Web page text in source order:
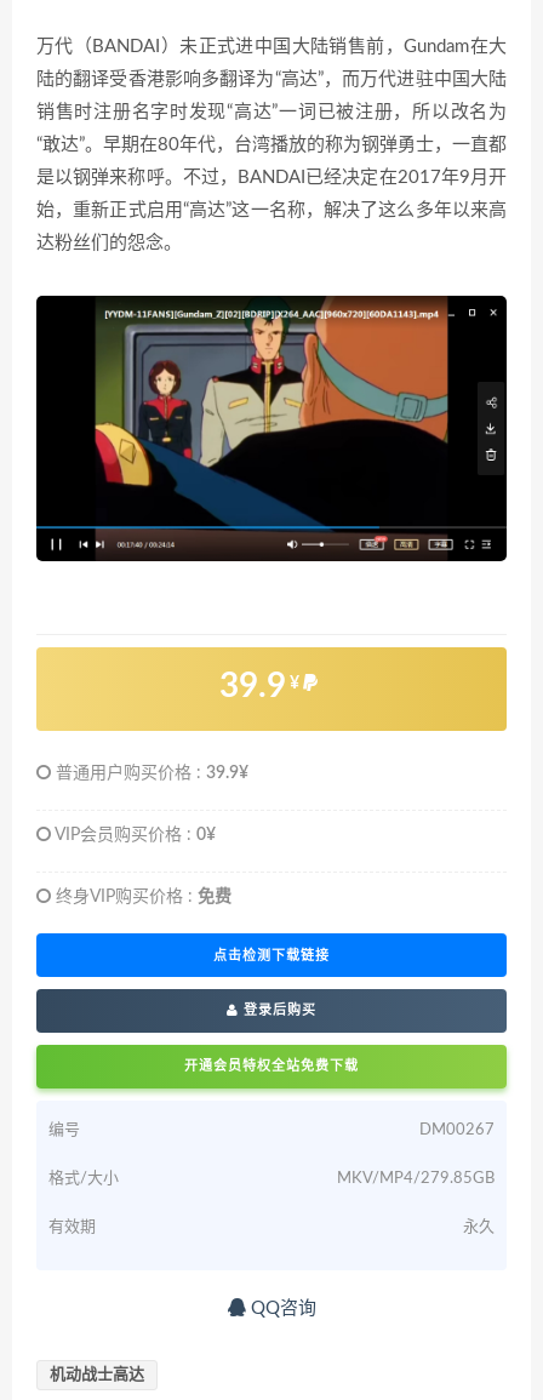
万代（BANDAI）未正式进中国大陆销售前，Gundam在大
陆的翻译受香港影响多翻译为“高达”，而万代进驻中国大陆
销售时注册名字时发现“高达”一词已被注册，所以改名为
“敢达”。早期在80年代，台湾播放的称为钢弹勇士，一直都
是以钢弹来称呼。不过，BANDAI已经决定在2017年9月开
始，重新正式启用“高达”这一名称，解决了这么多年以来高
达粉丝们的怨念。
39.9 ¥
普通用户购买价格 : 39.9¥
VIP会员购买价格 : 0¥
终身VIP购买价格 : 免费
点击检测下载链接
登录后购买
开通会员特权全站免费下载
编号 DM00267
格式/大小 MKV/MP4/279.85GB
有效期 永久
QQ咨询
机动战士高达